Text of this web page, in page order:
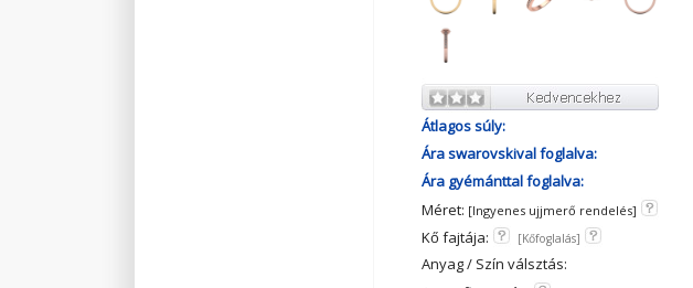
Átlagos súly:
Ára swarovskival foglalva:
Ára gyémánttal foglalva:
Méret: [Ingyenes ujjmerő rendelés]
Kő fajtája: [Kőfoglalás]
Anyag / Szín válsztás: